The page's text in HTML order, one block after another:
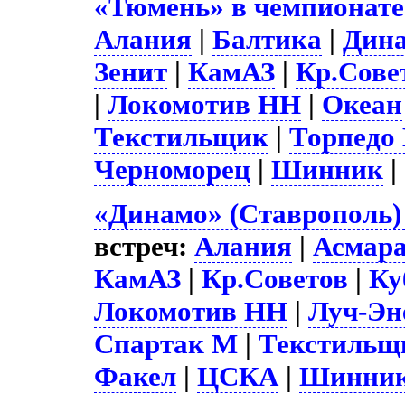
«Тюмень» в
Алания |Балтика |
Зенит |КамАЗ |
|Локомотив НН | Океан
Текстильщик |
Черноморец |Шинник |
«Динамо»
встреч:Алания |
КамАЗ |Кр.Советов |
Локомотив НН |Луч-
Спартак М |
Факел |ЦСКА |